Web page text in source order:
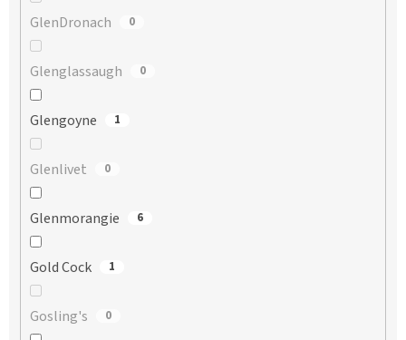
GlenDronach 0
Glenglassaugh 0
Glengoyne 1
Glenlivet 0
Glenmorangie 6
Gold Cock 1
Gosling's 0